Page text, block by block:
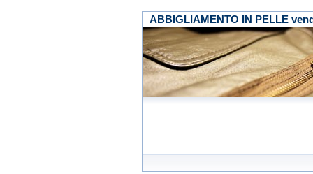
ABBIGLIAMENTO IN PELLE